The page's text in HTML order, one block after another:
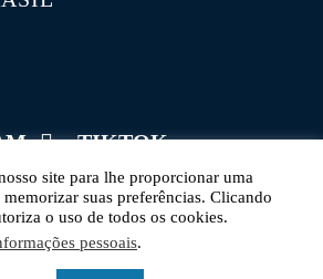
TIKTOK
TWITTER
site para lhe proporcionar uma
suas preferências. Clicando
o uso de todos os cookies.
pessoais.